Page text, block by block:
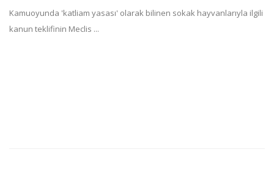
Kamuoyunda 'katliam yasası' olarak bilinen sokak hayvanlarıyla ilgili
kanun teklifinin Meclis ...